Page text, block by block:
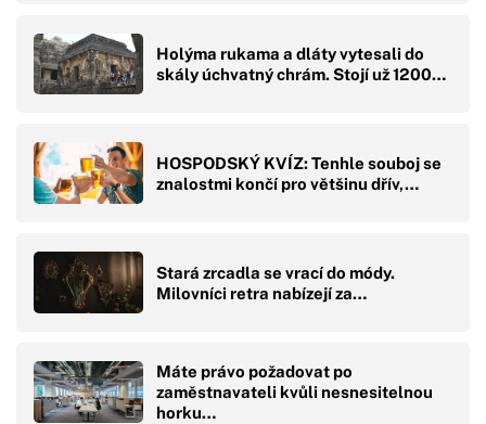
Holýma rukama a dláty vytesali do
skály úchvatný chrám. Stojí už 1200…
HOSPODSKÝ KVÍZ: Tenhle souboj se
znalostmi končí pro většinu dřív,…
Stará zrcadla se vrací do módy.
Milovníci retra nabízejí za…
Máte právo požadovat po
zaměstnavateli kvůli nesnesitelnou
horku…